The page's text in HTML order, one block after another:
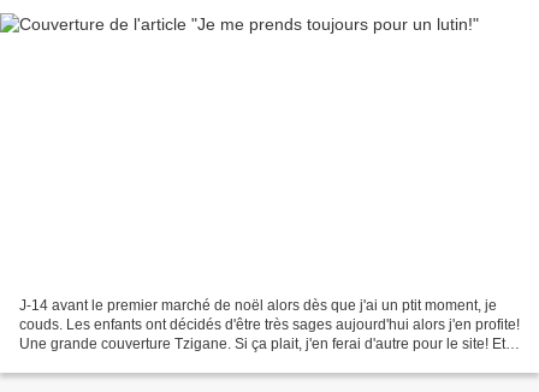
J-14 avant le premier marché de noël alors dès que j'ai un ptit moment, je
couds. Les enfants ont décidés d'être très sages aujourd'hui alors j'en profite!
Une grande couverture Tzigane. Si ça plait, j'en ferai d'autre pour le site! Et